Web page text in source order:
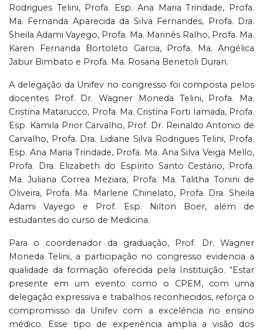
Rodrigues Telini, Profa. Esp. Ana Maria Trindade, Profa.
Ma. Fernanda Aparecida da Silva Fernandes, Profa. Dra.
Sheila Adami Vayego, Profa. Ma. Marinês Ralho, Profa. Ma.
Karen Fernanda Bortoleto Garcia, Profa. Ma. Angélica
Jabur Bimbato e Profa. Ma. Rosana Benetoli Duran.
A delegação da Unifev no congresso foi composta pelos
docentes Prof. Dr. Wagner Moneda Telini, Profa. Ma.
Cristina Matarucco, Profa. Ma. Cristina Forti Iamada, Profa.
Esp. Kamila Prior Carvalho, Prof. Dr. Reinaldo Antonio de
Carvalho, Profa. Dra. Lidiane Silva Rodrigues Telini, Profa.
Esp. Ana Maria Trindade, Profa. Ma. Ana Silva Veiga Mello,
Profa. Dra. Elizabeth do Espírito Santo Cestário, Profa.
Ma. Juliana Correa Meziara, Profa. Ma. Talitha Tonini de
Oliveira, Profa. Ma. Marlene Chinelato, Profa. Dra. Sheila
Adami Vayego e Prof. Esp. Nilton Boer, além de
estudantes do curso de Medicina.
Para o coordenador da graduação, Prof. Dr. Wagner
Moneda Telini, a participação no congresso evidencia a
qualidade da formação oferecida pela Instituição. “Estar
presente em um evento como o CPEM, com uma
delegação expressiva e trabalhos reconhecidos, reforça o
compromisso da Unifev com a excelência no ensino
médico. Esse tipo de experiência amplia a visão dos